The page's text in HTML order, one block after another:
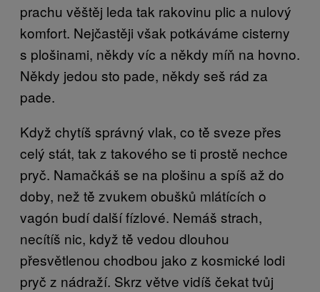
prachu věštěj leda tak rakovinu plic a nulový
komfort. Nejčastěji však potkáváme cisterny
s plošinami, někdy víc a někdy míň na hovno.
Někdy jedou sto pade, někdy seš rád za
pade.
Když chytíš správný vlak, co tě̌ sveze přes
celý stát, tak z takového se ti prostě nechce
pryč. Namačkáš se na plošinu a spíš až do
doby, než tě̌ zvukem obušků mlátících o
vagón budí další fízlové. Nemáš strach,
necítíš nic, když tě̌ vedou dlouhou
přesvětlenou chodbou jako z kosmické lodi
pryč z nádraží. Skrz větve vidíš čekat tvůj